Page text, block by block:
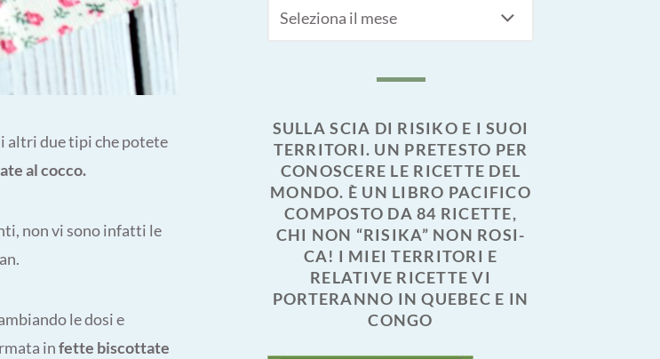
altri due tipi che potete
al cocco.
non vi sono infatti le
le dosi e
infette biscottate
SULLA SCIA DI RISIKO E I SUOI
TERRITORI. UN PRETESTO PER
CONOSCERE LE RICETTE DEL
MONDO. È UN LIBRO PACIFICO
COMPOSTO DA 84 RICETTE,
CHI NON “RISIKA” NON ROSI-
CA! I MIEI TERRITORI E
RELATIVE RICETTE VI
PORTERANNO IN QUEBEC E IN
CONGO